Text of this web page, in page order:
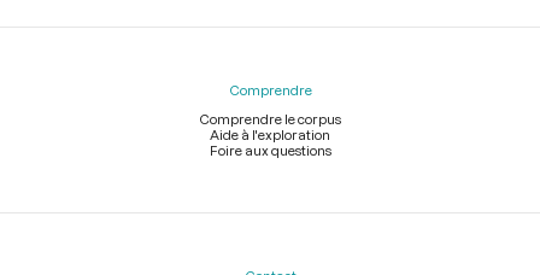
Comprendre
Comprendre le corpus
Aide à l'exploration
Foire aux questions